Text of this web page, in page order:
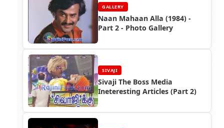
GALLERY
Naan Mahaan Alla (1984) -
Part 2 - Photo Gallery
SIVAJI
Sivaji The Boss Media
Ineteresting Articles (Part 2)